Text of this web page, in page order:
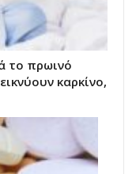
το πρωινό
καρκίνο,